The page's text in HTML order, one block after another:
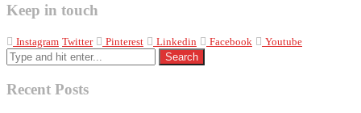
Keep in touch
Instagram Twitter Pinterest Linkedin Facebook Youtube
Recent Posts